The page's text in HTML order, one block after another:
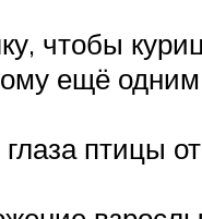
чтобы
ещё
птицы